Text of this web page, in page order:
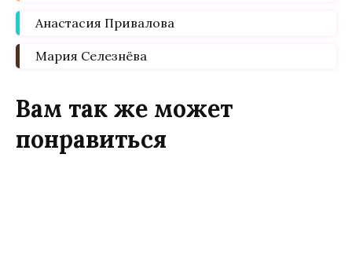
Анастасия Привалова
Мария Селезнёва
Вам так же может
понравиться